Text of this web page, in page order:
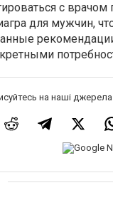
с врачом
для мужчин,
на наші джерела